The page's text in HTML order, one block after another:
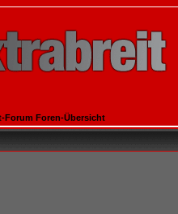
Forum Foren-Übersicht